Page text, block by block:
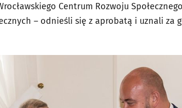
Centrum Rozwoju
– odnieśli się z aprobatą i uznali za